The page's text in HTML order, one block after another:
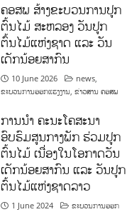
ຄອສພ ສ້າງຂະບວນການປູກ
ຕົ້ນໄມ້ ສະຫລອງ ວັນປູກ
ຕົ້ນໄມ້ແຫ່ງຊາດ ແລະ ວັນ
ເດັກນ້ອຍສາກົນ
10 June 2026 news,
ຂະບວນການອອກແຮງງານ, ຂ່າວສານ ຄອສພ
ການນໍາ ຄະນະໂຄສະນາ
ອົບຮົມສູນກາງພັກ ຮ່ວມປູກ
ຕົ້ນໄມ້ ເນື່ອງໃນໂອກາດວັນ
ເດັກນ້ອຍສາກົນ ແລະ ວັນປູກ
ຕົ້ນໄມ້ແຫ່ງຊາດລາວ
1 June 2024
ຂະບວນການອອກ